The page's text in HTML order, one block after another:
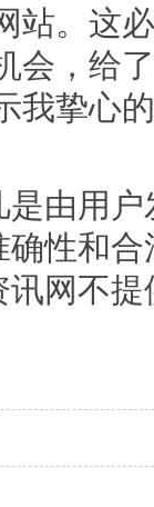
站。这
会，给
我挚心
由用
性和
网不